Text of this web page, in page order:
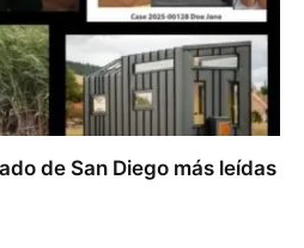
de San Diego más leídas